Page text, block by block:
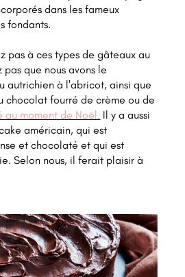
dans les fameux
fondants.
pas à ces types de gâteaux au
que nous avons le
autrichien à l'abricot, ainsi que
chocolat fourré de crème ou de
au moment de Noël. Il y a aussi
américain, qui est
et chocolaté et qui est
Selon nous, il ferait plaisir à